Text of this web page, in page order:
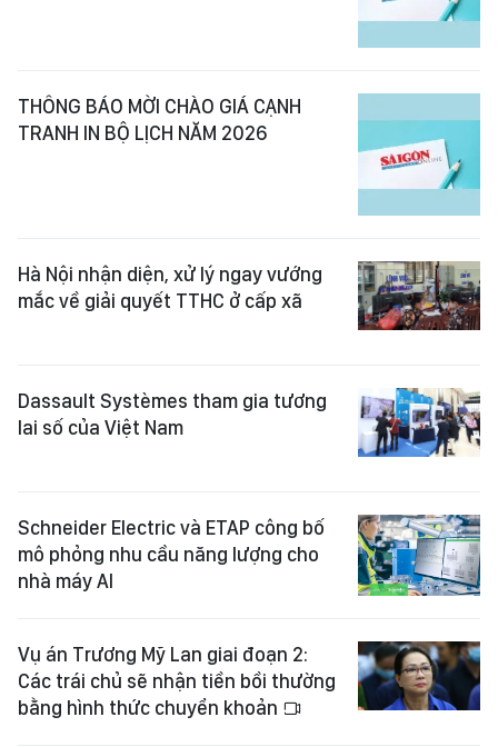
THÔNG BÁO MỜI CHÀO GIÁ CẠNH
TRANH IN BỘ LỊCH NĂM 2026
Hà Nội nhận diện, xử lý ngay vướng
mắc về giải quyết TTHC ở cấp xã
Dassault Systèmes tham gia tương
lai số của Việt Nam
Schneider Electric và ETAP công bố
mô phỏng nhu cầu năng lượng cho
nhà máy AI
Vụ án Trương Mỹ Lan giai đoạn 2:
Các trái chủ sẽ nhận tiền bồi thường
bằng hình thức chuyển khoản